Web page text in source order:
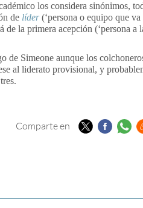
los considera sinónimos,
de líder(‘persona o equipo que va
de la primera acepción (‘persona a
Simeone aunque los
al liderato provisional, y
Comparte en Twitter